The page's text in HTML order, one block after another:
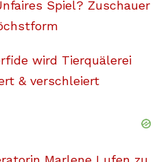
Spiel? Zuschauer
wird Tierquälerei
& verschleiert